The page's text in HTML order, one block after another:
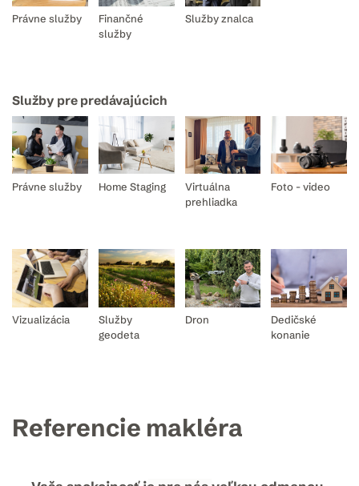
Právne služby
Finančné
služby
Služby znalca
Služby pre predávajúcich
Právne služby Home Staging
Virtuálna
prehliadka
Foto - video
Vizualizácia
Služby
geodeta
Dron
Dedičské
konanie
Referencie makléra